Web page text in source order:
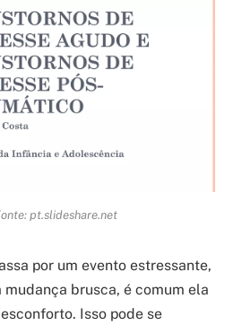
pt.slideshare.net
por um evento estressante,
mudança brusca, é comum ela
Isso pode se